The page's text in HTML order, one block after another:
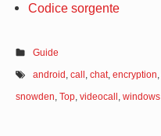
Codice sorgente
Guide
android ,call ,chat,encryption
snowden Top videocall windows